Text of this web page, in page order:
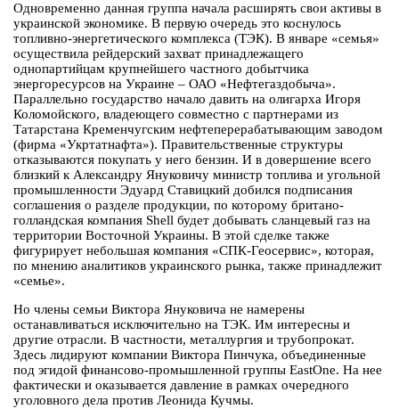
Одновременно данная группа начала расширять свои активы в
украинской экономике. В первую очередь это коснулось
топливно-энергетического комплекса (ТЭК). В январе «семья»
осуществила рейдерский захват принадлежащего
однопартийцам крупнейшего частного добытчика
энергоресурсов на Украине – ОАО «Нефтегаздобыча».
Параллельно государство начало давить на олигарха Игоря
Коломойского, владеющего совместно с партнерами из
Татарстана Кременчугским нефтеперерабатывающим заводом
(фирма «Укртатнафта»). Правительственные структуры
отказываются покупать у него бензин. И в довершение всего
близкий к Александру Януковичу министр топлива и угольной
промышленности Эдуард Ставицкий добился подписания
соглашения о разделе продукции, по которому британо-
голландская компания Shell будет добывать сланцевый газ на
территории Восточной Украины. В этой сделке также
фигурирует небольшая компания «СПК-Геосервис», которая,
по мнению аналитиков украинского рынка, также принадлежит
«семье».
Но члены семьи Виктора Януковича не намерены
останавливаться исключительно на ТЭК. Им интересны и
другие отрасли. В частности, металлургия и трубопрокат.
Здесь лидируют компании Виктора Пинчука, объединенные
под эгидой финансово-промышленной группы EastOne. На нее
фактически и оказывается давление в рамках очередного
уголовного дела против Леонида Кучмы.